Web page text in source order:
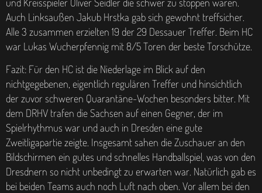
Auch Linksaußen Jakub Hrstka gab sich gewohnt treffsicher.
Alle 3 zusammen erzielten 19 der 29 Dessauer Treffer. Beim HC
war Lukas Wucherpfennig mit 8/5 Toren der beste Torschütze.
Fazit: Für den HC ist die Niederlage im Blick auf den
nichtgegebenen, eigentlich regulären Treffer und hinsichtlich
der zuvor schweren Quarantäne-Wochen besonders bitter. Mit
dem DRHV trafen die Sachsen auf einen Gegner, der im
Spielrhythmus war und auch in Dresden eine gute
Zweitligapartie zeigte. Insgesamt sahen die Zuschauer an den
Bildschirmen ein gutes und schnelles Handballspiel, was von den
Dresdnern so nicht unbedingt zu erwarten war. Natürlich gab es
bei beiden Teams auch noch Luft nach oben. Vor allem bei den